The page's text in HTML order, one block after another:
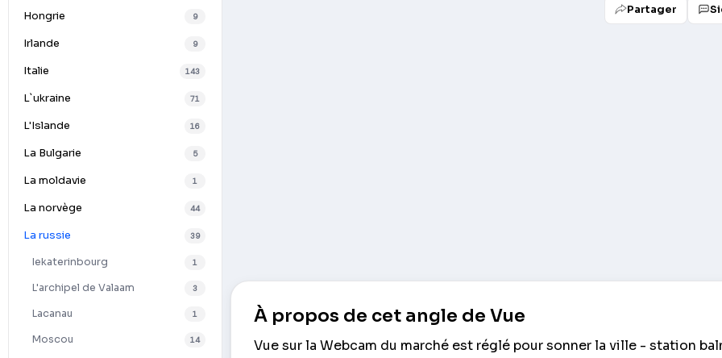
Hongrie 9
Irlande 9
Italie 143
L`ukraine 71
L'Islande 16
La Bulgarie 5
La moldavie 1
La norvège 44
La russie 39
Iekaterinbourg 1
L'archipel de Valaam 3
Lacanau 1
Moscou 14
Partager
À propos de cet angle de Vue
Vue sur la Webcam du marché est réglé pour sonner la ville - station